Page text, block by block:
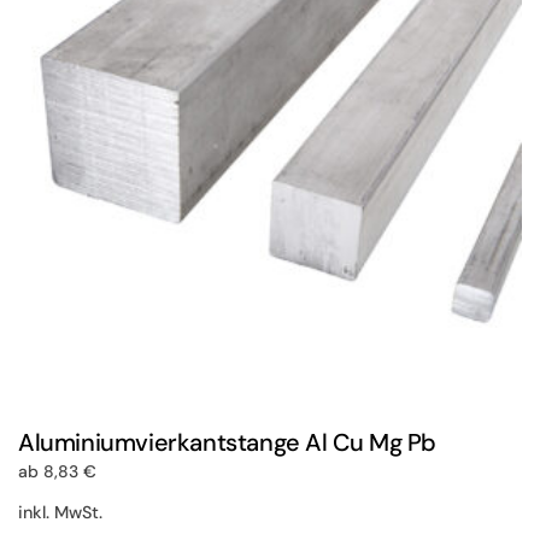
Optionen
können
auf
Produktseite
gewählt
werden
Aluminiumvierkantstange Al Cu Mg Pb
ab 8,83 €
inkl. MwSt.